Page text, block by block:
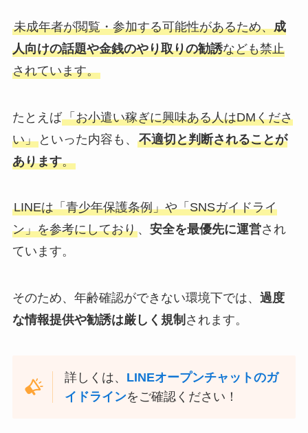
未成年者が閲覧・参加する可能性があるため、成
人向けの話題や金銭のやり取りの勧誘なども禁止
されています。
たとえば「お小遣い稼ぎに興味ある人はDMくださ
い」といった内容も、 不適切と判断されることが
あります。
LINEは「青少年保護条例」や「SNSガイドライ
ン」を参考にしており、 安全を最優先に運営され
ています。
そのため、年齢確認ができない環境下では、 過度
な情報提供や勧誘は厳しく規制 されます。
詳しくは、 LINEオープンチャットのガ
イドラインをご確認ください！